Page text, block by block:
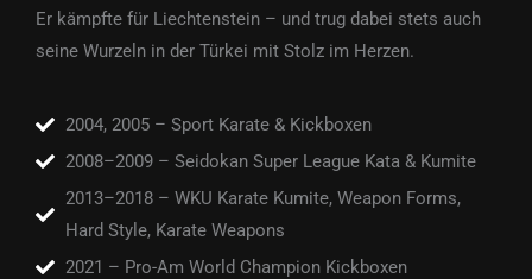
Er kämpfte für Liechtenstein – und trug dabei stets auch
seine Wurzeln in der Türkei mit Stolz im Herzen.
2004, 2005 – Sport Karate & Kickboxen
2008–2009 – Seidokan Super League Kata & Kumite
2013–2018 – WKU Karate Kumite, Weapon Forms,
Hard Style, Karate Weapons
2021 – Pro-Am World Champion Kickboxen